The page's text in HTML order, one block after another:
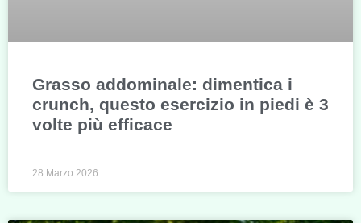
Grasso addominale: dimentica i
crunch, questo esercizio in piedi è 3
volte più efficace
28 Marzo 2026